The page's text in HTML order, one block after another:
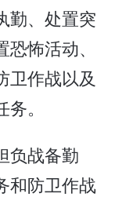
勤、处置突
怖活动、
卫作战以及
。
负战备勤
和防卫作战